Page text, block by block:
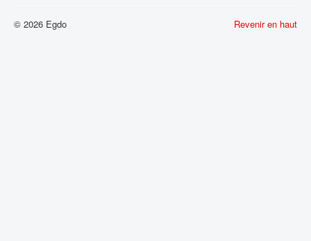
Revenir en haut
© 2026 Egdo